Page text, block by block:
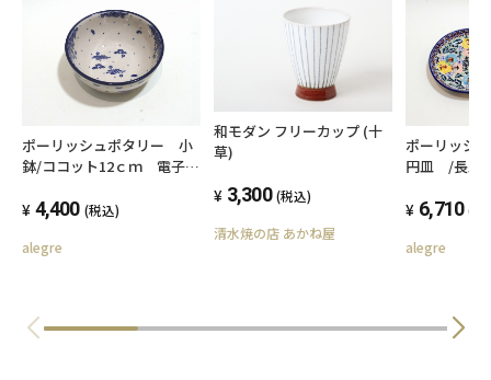
ポーリッシュポタリー 小
鉢/ココット12ｃｍ 電子レ
4,400 (税込)
alegre
和モダン フリーカップ (十
草)
3,300 (税込)
清水焼の店 あかね屋
ポーリッシ
円皿 /長皿
6,710 (税
alegre